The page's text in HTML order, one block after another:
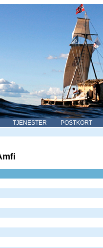
TJENESTER POSTKORT